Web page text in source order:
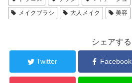
メイクブラシ
大人メイク 美容
シェアする
Twitter Facebook